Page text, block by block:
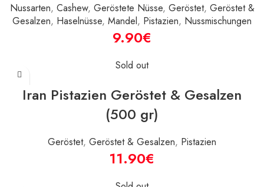
Nussarten, Cashew, Geröstete Nüsse, Geröstet, Geröstet &
Gesalzen, Haselnüsse, Mandel, Pistazien, Nussmischungen
€
Sold out
Iran Pistazien Geröstet & Gesalzen
(500 gr)
Geröstet, Geröstet & Gesalzen, Pistazien
€